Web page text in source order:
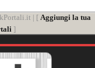
| [ Aggiungi la tua
]